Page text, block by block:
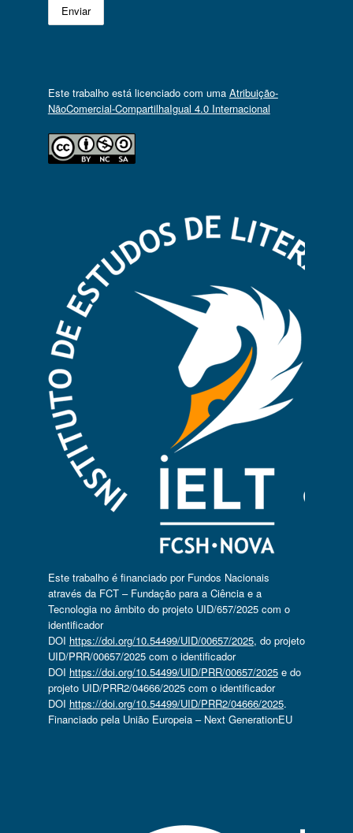
Este trabalho está licenciado com uma Atribuição-
NãoComercial-CompartilhaIgual 4.0 Internacional
Este trabalho é financiado por Fundos Nacionais
através da FCT – Fundação para a Ciência e a
Tecnologia no âmbito do projeto UID/657/2025 com o
identificador
DOI https://doi.org/10.54499/UID/00657/2025, do projeto
UID/PRR/00657/2025 com o identificador
DOI https://doi.org/10.54499/UID/PRR/00657/2025e do
projeto UID/PRR2/04666/2025 com o identificador
DOI https://doi.org/10.54499/UID/PRR2/04666/2025.
Financiado pela União Europeia – Next GenerationEU